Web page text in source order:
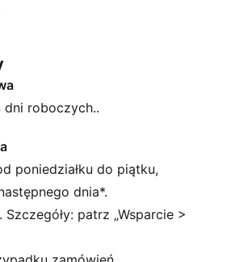
rozpoznawalny dzięki
bocznym
ze stylowymi detalami, łącząc
energią w sam raz dla
najmniej 20% z bawełny
stylu
roboczych..
poniedziałku do piątku,
dnia*.
patrz „Wsparcie >